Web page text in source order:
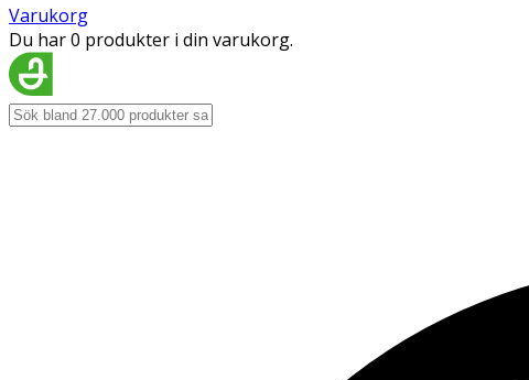
Varukorg
Du har 0 produkter i din varukorg.